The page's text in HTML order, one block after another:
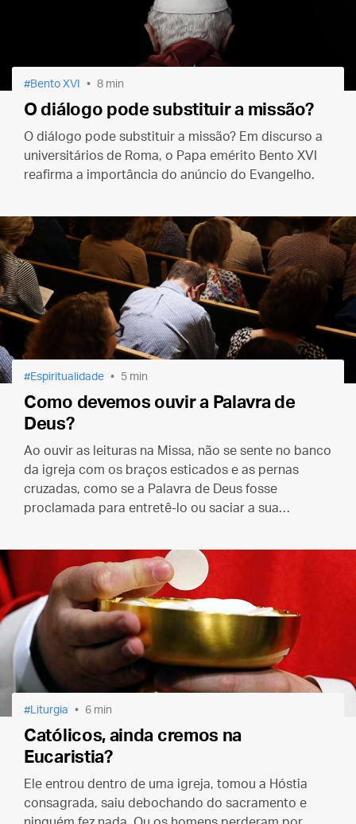
Bento XVI 8 min
O diálogo pode substituir a missão?
O diálogo pode substituir a missão? Em discurso a
universitários de Roma, o Papa emérito Bento XVI
reafirma a importância do anúncio do Evangelho.
Espiritualidade 5 min
Como devemos ouvir a Palavra de
Deus?
Ao ouvir as leituras na Missa, não se sente no banco
da igreja com os braços esticados e as pernas
cruzadas, como se a Palavra de Deus fosse
proclamada para entretê-lo ou saciar a sua
Liturgia 6 min
Católicos, ainda cremos na
Eucaristia?
Ele entrou dentro de uma igreja, tomou a Hóstia
consagrada, saiu debochando do sacramento e